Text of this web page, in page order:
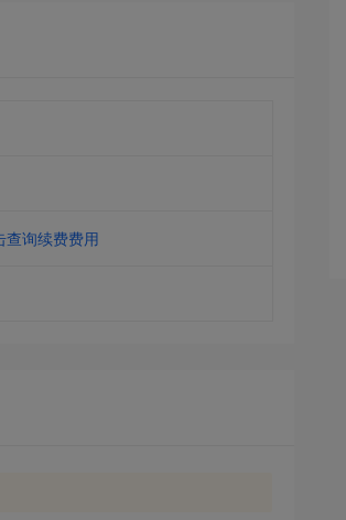
查询续费费用